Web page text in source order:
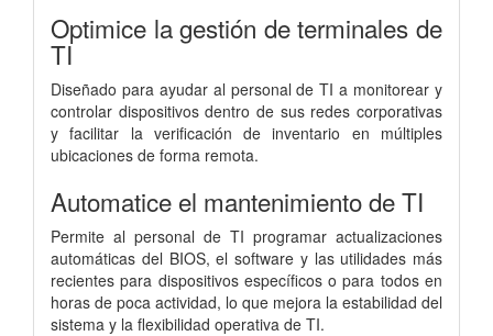
Optimice la gestión de terminales de
TI
Diseñado para ayudar al personal de TI a monitorear y
controlar dispositivos dentro de sus redes corporativas
y facilitar la verificación de inventario en múltiples
ubicaciones de forma remota.
Automatice el mantenimiento de TI
Permite al personal de TI programar actualizaciones
automáticas del BIOS, el software y las utilidades más
recientes para dispositivos específicos o para todos en
horas de poca actividad, lo que mejora la estabilidad del
sistema y la flexibilidad operativa de TI.